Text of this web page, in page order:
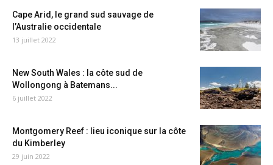
Cape Arid, le grand sud sauvage de
l’Australie occidentale
13 juillet 2022
New South Wales : la côte sud de
Wollongong à Batemans...
6 juillet 2022
Montgomery Reef : lieu iconique sur la côte
du Kimberley
29 juin 2022